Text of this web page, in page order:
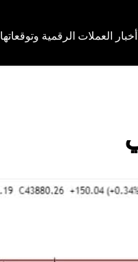
أخبار العملات الرقمية وتوقعاتها